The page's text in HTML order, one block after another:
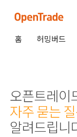
홈 허밍버드
오픈트레이
자주 묻는
알려드립니